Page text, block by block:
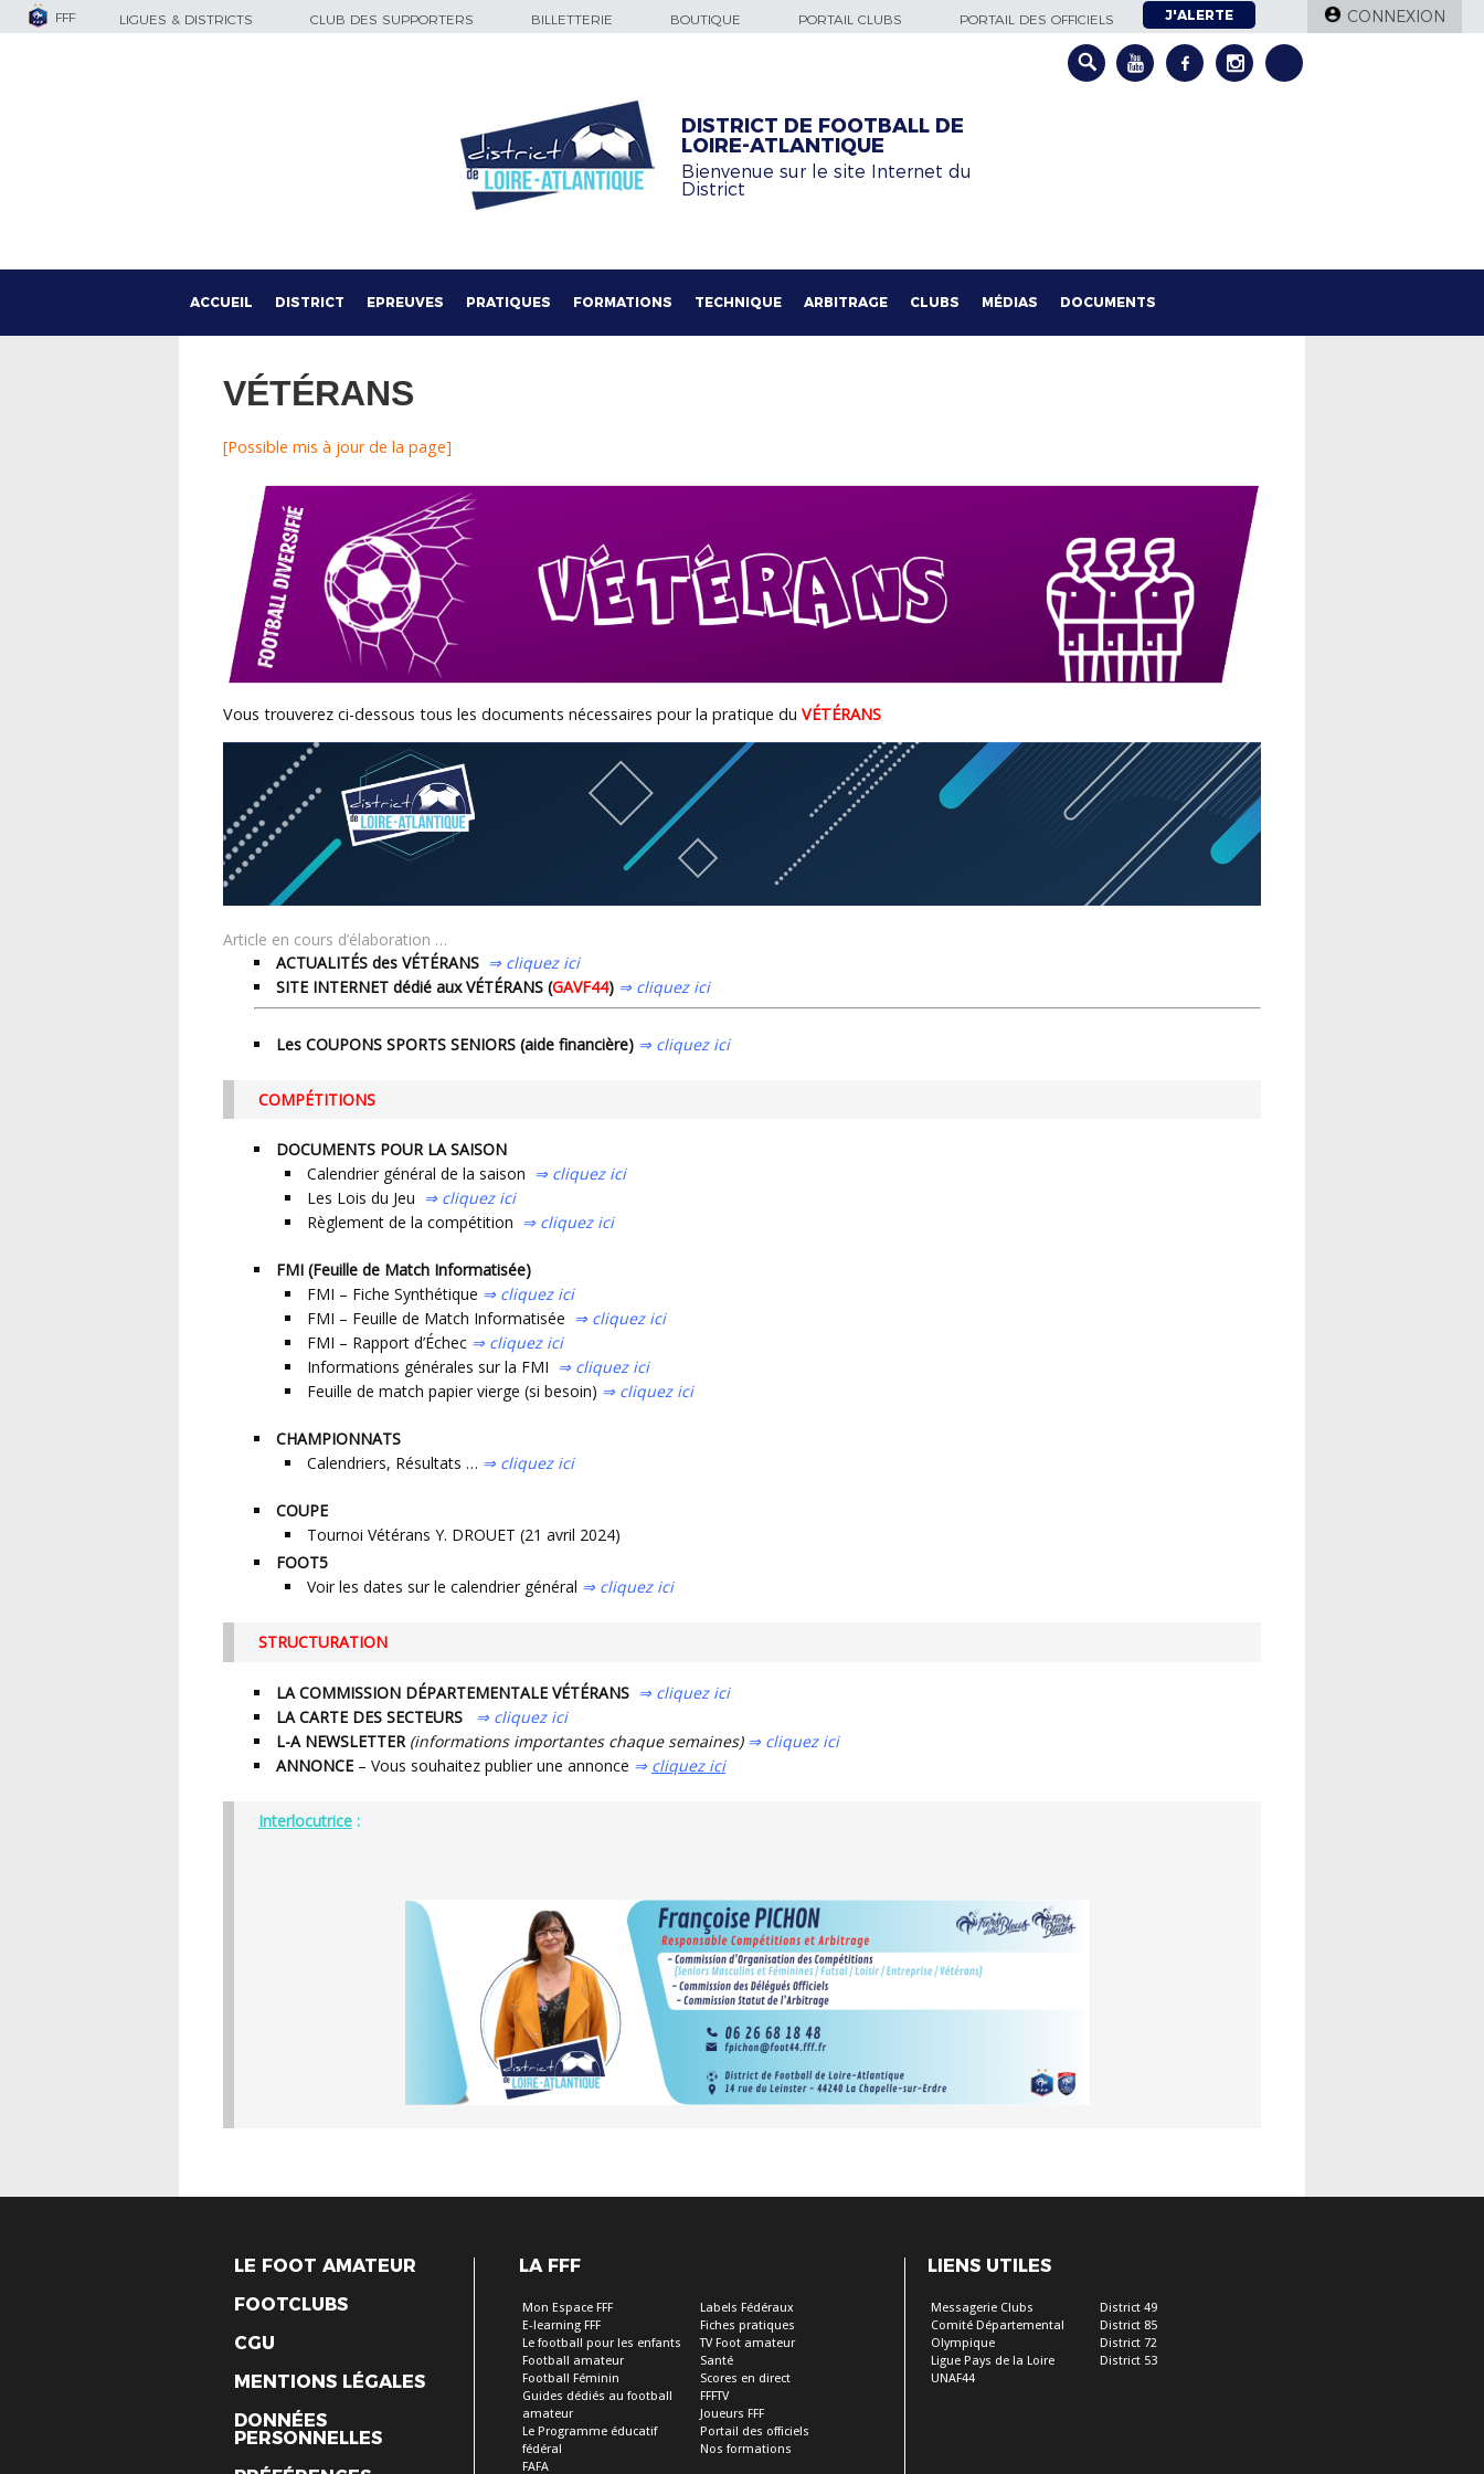
FFF LIGUES & DISTRICTS CLUB DES SUPPORTERS BILLETTERIE BOUTIQUE PORTAIL CLUBS PORTAIL DES OFFICIELS J'ALERTE CONNEXION
DISTRICT DE FOOTBALL DE
LOIRE-ATLANTIQUE
Bienvenue sur le site Internet du
District
ACCUEIL DISTRICT EPREUVES PRATIQUES FORMATIONS TECHNIQUE ARBITRAGE CLUBS MÉDIAS DOCUMENTS
VÉTÉRANS
[Possible mis à jour de la page]
Vous trouverez ci-dessous tous les documents nécessaires pour la pratique du VÉTÉRANS
Article en cours d’élaboration …
ACTUALITÉS des VÉTÉRANS ⇒ cliquez ici
SITE INTERNET dédié aux VÉTÉRANS (GAVF44) ⇒ cliquez ici
Les COUPONS SPORTS SENIORS (aide financière) ⇒ cliquez ici
COMPÉTITIONS
DOCUMENTS POUR LA SAISON
Calendrier général de la saison ⇒ cliquez ici
Les Lois du Jeu ⇒ cliquez ici
Règlement de la compétition ⇒ cliquez ici
FMI (Feuille de Match Informatisée)
FMI – Fiche Synthétique ⇒ cliquez ici
FMI – Feuille de Match Informatisée ⇒ cliquez ici
FMI – Rapport d’Échec ⇒ cliquez ici
Informations générales sur la FMI ⇒ cliquez ici
Feuille de match papier vierge (si besoin) ⇒ cliquez ici
CHAMPIONNATS
Calendriers, Résultats … ⇒ cliquez ici
COUPE
Tournoi Vétérans Y. DROUET (21 avril 2024)
FOOT5
Voir les dates sur le calendrier général ⇒ cliquez ici
STRUCTURATION
LA COMMISSION DÉPARTEMENTALE VÉTÉRANS ⇒ cliquez ici
LA CARTE DES SECTEURS
⇒ cliquez ici
L-A NEWSLETTER (informations importantes chaque semaines) ⇒ cliquez ici
ANNONCE – Vous souhaitez publier une annonce ⇒ cliquez ici
Interlocutrice:
LE FOOT AMATEUR
FOOTCLUBS
CGU
MENTIONS LÉGALES
DONNÉES
PERSONNELLES
LA FFF
Mon Espace FFF
E-learning FFF
Le football pour les enfants
Football amateur
Football Féminin
Guides dédiés au football
amateur
Le Programme éducatif
fédéral
FAFA
Labels Fédéraux
Fiches pratiques
TV Foot amateur
Santé
Scores en direct
FFFTV
Joueurs FFF
Portail des officiels
Nos formations
LIENS UTILES
Messagerie Clubs
Comité Départemental
Olympique
Ligue Pays de la Loire
UNAF44
District 49
District 85
District 72
District 53